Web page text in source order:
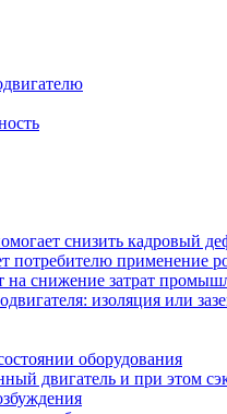
снизить кадровый
потребителю применение
на снижение затрат
изоляция или
оборудования
двигатель и при этом